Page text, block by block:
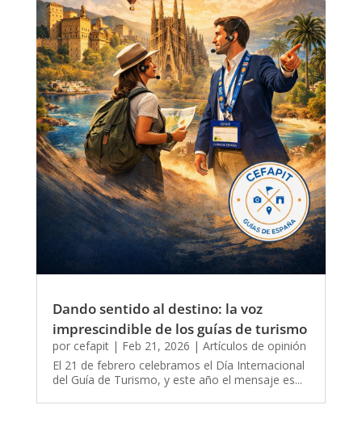
Dando sentido al destino: la voz
imprescindible de los guías de turismo
por cefapit| Feb 21, 2026 | Artículos de opinión
El 21 de febrero celebramos el Día Internacional
del Guía de Turismo, y este año el mensaje es...